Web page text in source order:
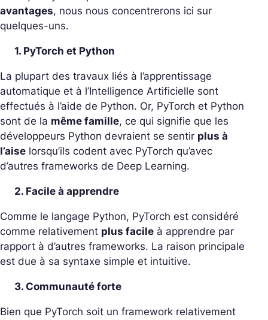
avantages, nous nous concentrerons ici sur
quelques-uns.
1. PyTorch et Python
La plupart des travaux liés à l’apprentissage
automatique et à l’Intelligence Artificielle sont
effectués à l’aide de Python. Or, PyTorch et Python
sont de la même famille, ce qui signifie que les
développeurs Python devraient se sentir plus à
l’aise lorsqu’ils codent avec PyTorch qu’avec
d’autres frameworks de Deep Learning.
2. Facile à apprendre
Comme le langage Python, PyTorch est considéré
comme relativement plus facile à apprendre par
rapport à d’autres frameworks. La raison principale
est due à sa syntaxe simple et intuitive.
3. Communauté forte
Bien que PyTorch soit un framework relativement